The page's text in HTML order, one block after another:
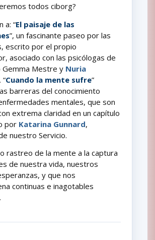
todos ciborg?
a: “El paisaje de las
”, un fascinante paseo por las
escrito por el propio
asociado con las psicólogas de
Gemma Mestre y Nuria
. “Cuando la mente sufre”
barreras del conocimiento
mentales, que son
extrema claridad en un capítulo
por Katarina Gunnard,
nuestro Servicio.
rastreo de la mente a la captura
de nuestra vida, nuestros
y que nos
continuas e inagotables